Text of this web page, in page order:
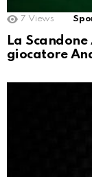
7 Views
La
giocatore